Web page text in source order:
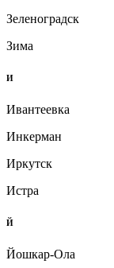
Зеленоградск
Зима
И
Ивантеевка
Инкерман
Иркутск
Истра
Й
Йошкар-Ола